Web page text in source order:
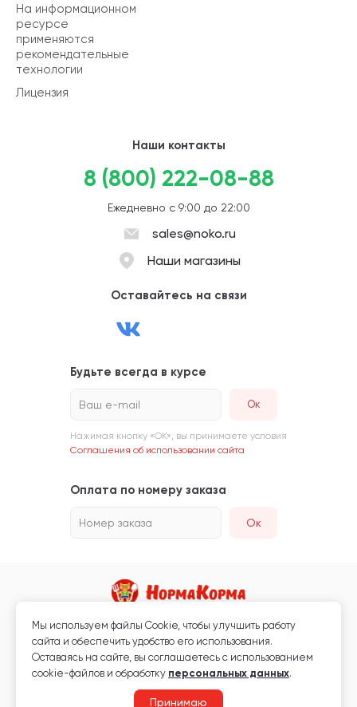
На информационном
ресурсе
применяются
рекомендательные
технологии
Лицензия
Наши контакты
8 (800) 222-08-88
Ежедневно с 9:00 до 22:00
sales@noko.ru
Наши магазины
Оставайтесь на связи
Будьте всегда в курсе
Ваш e-mail
Нажимая кнопку «ОК», вы принимаете условия
Соглашения об использовании сайта
Оплата по номеру заказа
Номер заказа Ок
Магазин кормов для животных и ветаптека
Любая информация, размещённая на сайте, не является публичной
офертой.
Мы используем файлы Сookie, чтобы улучшить работу
сайта и обеспечить удобство его использования.
Оставаясь на сайте, вы соглашаетесь с использованием
cookie-файлов и обработку персональных данных.
Принимаю